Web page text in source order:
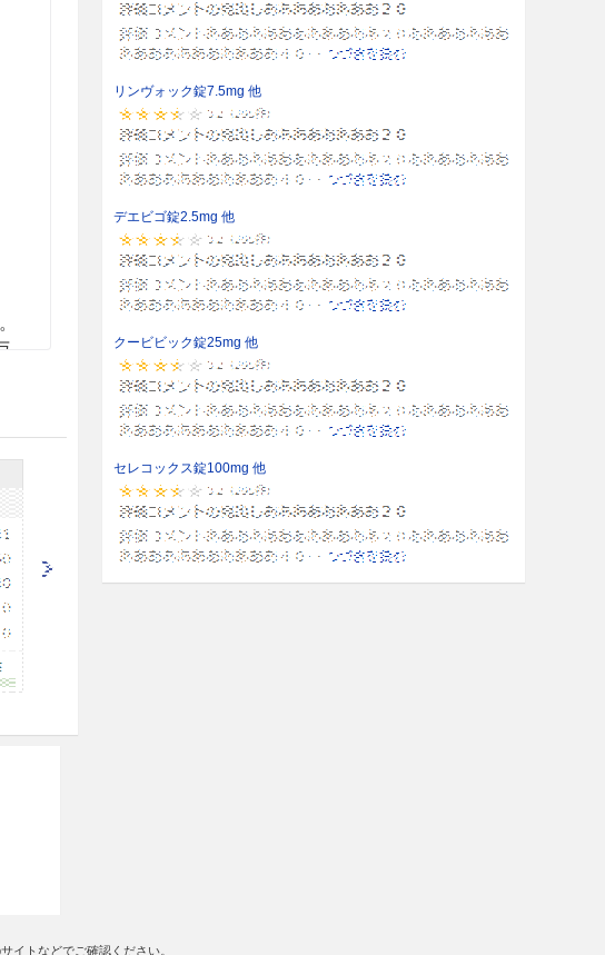
リンヴォック錠7.5mg 他
デエビゴ錠2.5mg 他
クービビック錠25mg 他
セレコックス錠100mg 他
イトなどでご確認ください。